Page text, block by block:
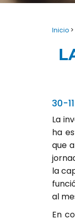
Inicio >
30-
La
ha
que
la
al
En